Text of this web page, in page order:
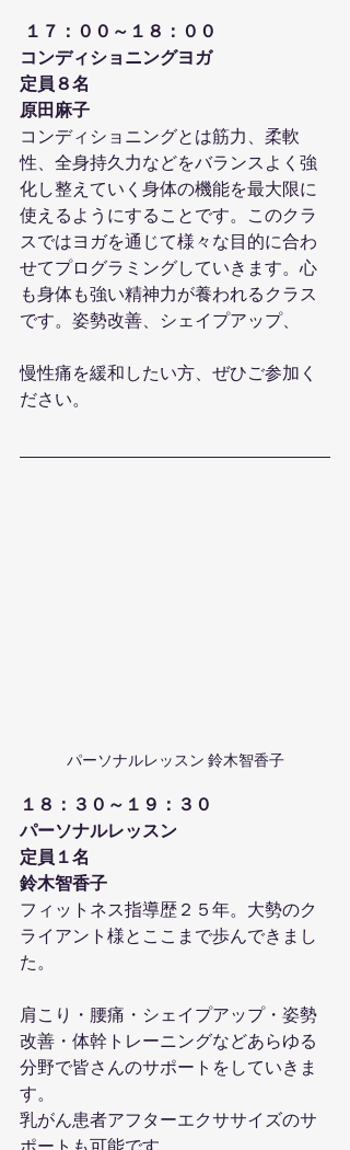
１７：００～１８：００
コンディショニングヨガ
定員８名
原田麻子
コンディショニングとは筋力、柔軟
性、全身持久力などをバランスよく強
化し整えていく身体の機能を最大限に
使えるようにすることです。このクラ
スではヨガを通じて様々な目的に合わ
せてプログラミングしていきます。心
も身体も強い精神力が養われるクラス
です。姿勢改善、シェイプアップ、
慢性痛を緩和したい方、ぜひご参加く
ださい。
パーソナルレッスン 鈴木智香子
１８：３０～１９：３０
パーソナルレッスン
定員１名
鈴木智香子
フィットネス指導歴２５年。大勢のク
ライアント様とここまで歩んできまし
た。
肩こり・腰痛・シェイプアップ・姿勢
改善・体幹トレーニングなどあらゆる
分野で皆さんのサポートをしていきま
す。
乳がん患者アフターエクササイズのサ